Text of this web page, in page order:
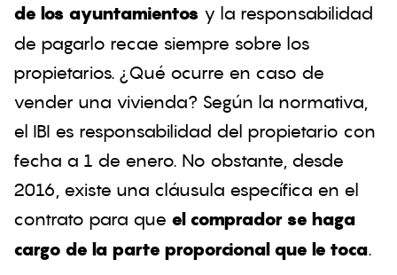
de los ayuntamientos y la responsabilidad
de pagarlo recae siempre sobre los
propietarios. ¿Qué ocurre en caso de
vender una vivienda? Según la normativa,
el IBI es responsabilidad del propietario con
fecha a 1 de enero. No obstante, desde
2016, existe una cláusula específica en el
contrato para que el comprador se haga
cargo de la parte proporcional que le toca.